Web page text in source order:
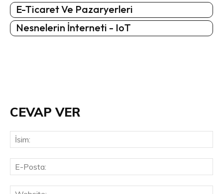
E-Ticaret Ve Pazaryerleri
Nesnelerin İnterneti - IoT
CEVAP VER